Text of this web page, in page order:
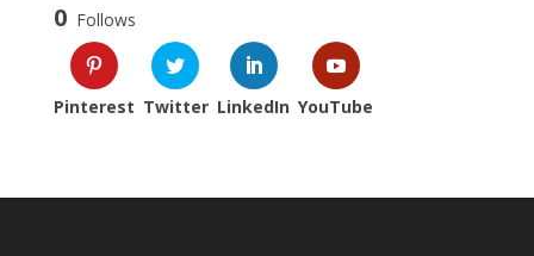
0 Follows
Pinterest Twitter LinkedIn YouTube